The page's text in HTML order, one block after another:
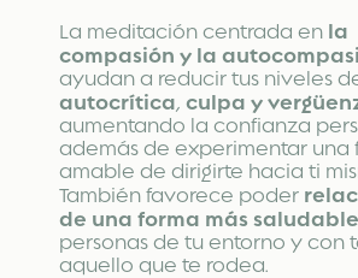
La meditación centrada en la
compasión y la
ayudan a reducir tus niveles
autocrítica,culpa y
aumentando la confianza
además de experimentar una
amable de dirigirte hacia ti
También favorece poder
de una forma más saludable
personas de tu entorno y con
aquello que te rodea.